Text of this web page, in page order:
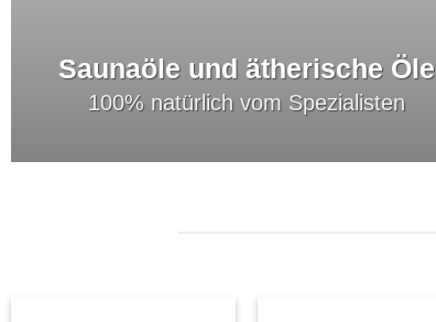
Saunaöle und ätherische Öle
100% natürlich vom Spezialisten